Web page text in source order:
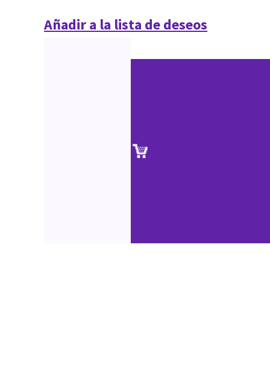
Añadir a la lista de deseos